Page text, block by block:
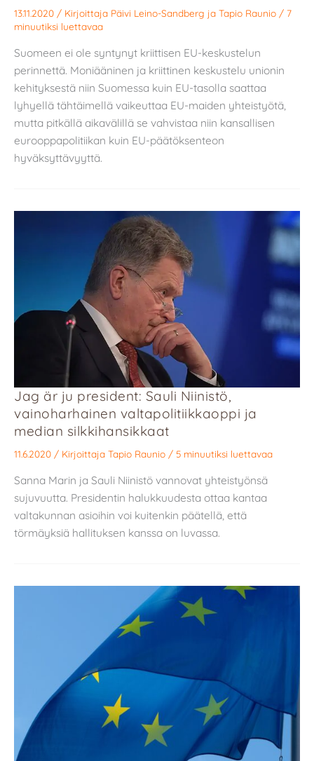
13.11.2020 / Kirjoittaja Päivi Leino-Sandberg ja Tapio Raunio / 7
minuutiksi luettavaa
Suomeen ei ole syntynyt kriittisen EU-keskustelun
perinnettä. Moniääninen ja kriittinen keskustelu unionin
kehityksestä niin Suomessa kuin EU-tasolla saattaa
lyhyellä tähtäimellä vaikeuttaa EU-maiden yhteistyötä,
mutta pitkällä aikavälillä se vahvistaa niin kansallisen
eurooppapolitiikan kuin EU-päätöksenteon
hyväksyttävyyttä.
Jag är ju president: Sauli Niinistö,
vainoharhainen valtapolitiikkaoppi ja
median silkkihansikkaat
11.6.2020 / Kirjoittaja Tapio Raunio / 5 minuutiksi luettavaa
Sanna Marin ja Sauli Niinistö vannovat yhteistyönsä
sujuvuutta. Presidentin halukkuudesta ottaa kantaa
valtakunnan asioihin voi kuitenkin päätellä, että
törmäyksiä hallituksen kanssa on luvassa.